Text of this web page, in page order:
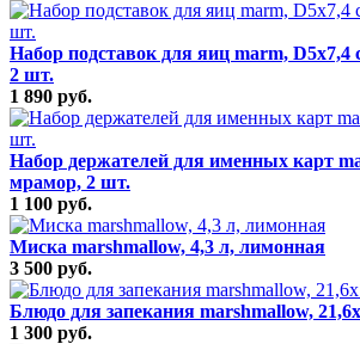
Набор подставок для яиц marm,
2 шт.
1 890 руб.
Набор держателей для именных карт
мрамор, 2 шт.
1 100 руб.
Миска marshmallow, 4,3 л, лимонная
3 500 руб.
Блюдо для запекания marshmallow,
1 300 руб.